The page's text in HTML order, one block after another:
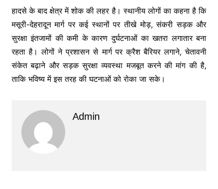
हादसे के बाद क्षेत्र में शोक की लहर है। स्थानीय लोगों का कहना है कि
मसूरी-देहरादून मार्ग पर कई स्थानों पर तीखे मोड़, संकरी सड़क और
सुरक्षा इंतजामों की कमी के कारण दुर्घटनाओं का खतरा लगातार बना
रहता है। लोगों ने प्रशासन से मार्ग पर क्रैश बैरियर लगाने, चेतावनी
संकेत बढ़ाने और सड़क सुरक्षा व्यवस्था मजबूत करने की मांग की है,
ताकि भविष्य में इस तरह की घटनाओं को रोका जा सके।
Admin